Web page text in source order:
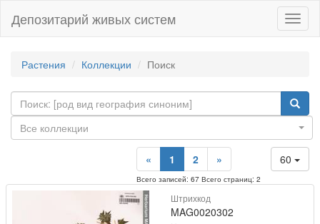
Депозитарий живых систем
Растения Коллекции Поиск
Все коллекции
60
« 1 2 »
Всего записей: 67 Всего страниц: 2
Штрихкод
MAG0020302